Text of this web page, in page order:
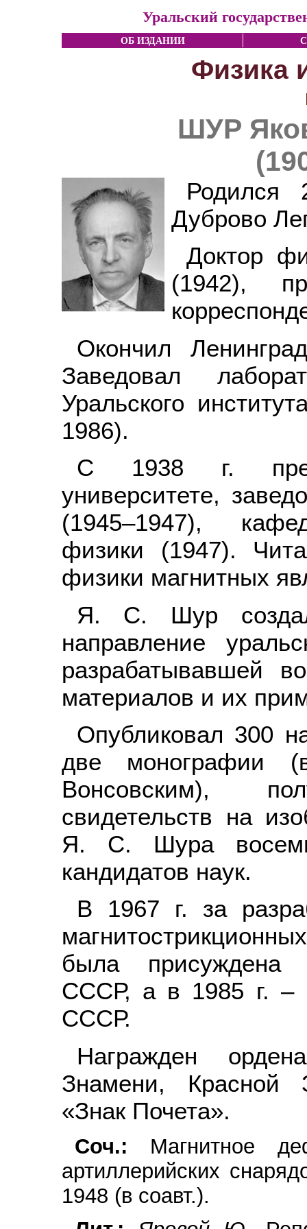
Уральский
ОБ ИЗДАНИИ
Физика
ШУР
Дуброво
Доктор
(1942),
Окончил
Заведовал
Уральского
1986).
С 1938 г.
университете,
(1945–1947),
физики (1947).
физики магнитных
Я. С. Шур
направление
разрабатывавшей
материалов и их
Опубликовал 300
две монографии
Вонсовским),
свидетельств на
Я. С. Шура
кандидатов наук.
В 1967 г. за
была присуждена
СССР, а в 1985 г. –
СССР.
Награжден
Знамени, Красной
«Знак Почета».
Соч.: Магнитное
артиллерийских
1948 (в соавт.).